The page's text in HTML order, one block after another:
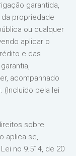
garantida,
propriedade
ou qualquer
aplicar o
e das
acompanhado
(Incluído pela lei
sobre
aplica-se,
no 9.514, de 20